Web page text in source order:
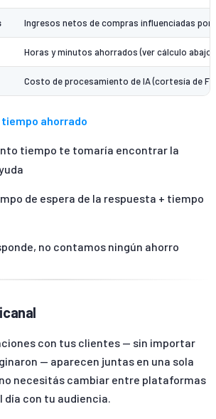
Ingresos netos de compras influenciadas
Horas y minutos ahorrados (ver cálculo abajo)
Costo de procesamiento de IA (cortesía de
ahorrado
tiempo te tomaría encontrar la
de espera de la respuesta + tiempo
no contamos ningún ahorro
con tus clientes — sin importar
— aparecen juntas en una sola
necesitás cambiar entre plataformas
con tu audiencia.